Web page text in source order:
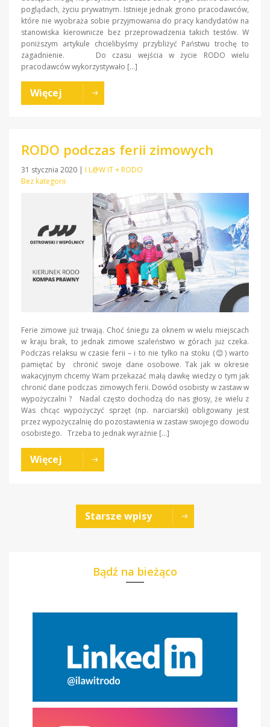
poglądach, życiu prywatnym. Istnieje jednak grono pracodawców,
które nie wyobraża sobie przyjmowania do pracy kandydatów na
stanowiska kierownicze bez przeprowadzenia takich testów. W
poniższym artykule chcielibyśmy przybliżyć Państwu trochę to
zagadnienie. Do czasu wejścia w życie RODO wielu
pracodawców wykorzystywało […]
Więcej
RODO podczas ferii zimowych
31 stycznia 2020 | I L@W IT + RODO
Bez kategorii
Ferie zimowe już trwają. Choć śniegu za oknem w wielu miejscach
w kraju brak, to jednak zimowe szaleństwo w górach już czeka.
Podczas relaksu w czasie ferii – i to nie tylko na stoku (😊) warto
pamiętać by chronić swoje dane osobowe. Tak jak w okresie
wakacyjnym chcemy Wam przekazać małą dawkę wiedzy o tym jak
chronić dane podczas zimowych ferii. Dowód osobisty w zastaw w
wypożyczalni ? Nadal często dochodzą do nas głosy, że wielu z
Was chcąc wypożyczyć sprzęt (np. narciarski) obligowany jest
przez wypożyczalnię do pozostawienia w zastaw swojego dowodu
osobistego. Trzeba to jednak wyraźnie […]
Więcej
Starsze wpisy
Bądź na bieżąco